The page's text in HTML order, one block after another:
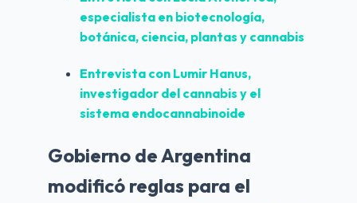
especialista en biotecnología,
botánica, ciencia, plantas y cannabis
Entrevista con Lumir Hanus,
investigador del cannabis y el
sistema endocannabinoide
Gobierno de Argentina
modificó reglas para el